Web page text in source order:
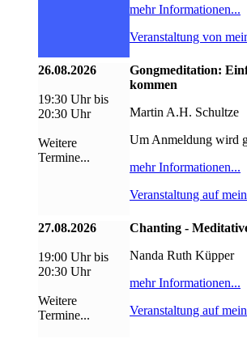
mehr Informationen...
Veranstaltung von
26.08.2026
19:30 Uhr bis
20:30 Uhr
Weitere
Termine...
Gongmeditation:
kommen
Martin A.H. Schultze
Um Anmeldung wird
mehr Informationen...
Veranstaltung auf
27.08.2026
19:00 Uhr bis
20:30 Uhr
Weitere
Termine...
Chanting -
Nanda Ruth Küpper
mehr Informationen...
Veranstaltung auf